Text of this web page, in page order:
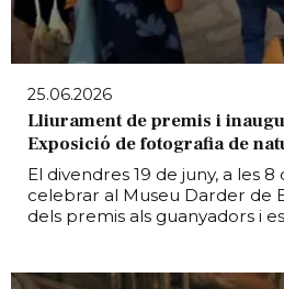
25.06.2026
Lliurament de premis i
Exposició de fotografia de
El divendres 19 de juny, a les
celebrar al Museu Darder de
dels premis als guanyadors i